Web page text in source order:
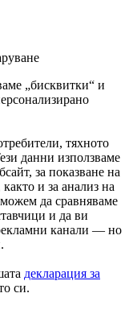
„бисквитки“ и
тяхното
данни използваме
за показване на
и за анализ на
да сравняваме
и да ви
канали — но
декларация за
си.